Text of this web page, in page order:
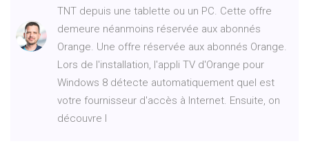
TNT depuis une tablette ou un PC. Cette offre
demeure néanmoins réservée aux abonnés
Orange. Une offre réservée aux abonnés Orange.
Lors de l'installation, l'appli TV d'Orange pour
Windows 8 détecte automatiquement quel est
votre fournisseur d'accès à Internet. Ensuite, on
découvre l